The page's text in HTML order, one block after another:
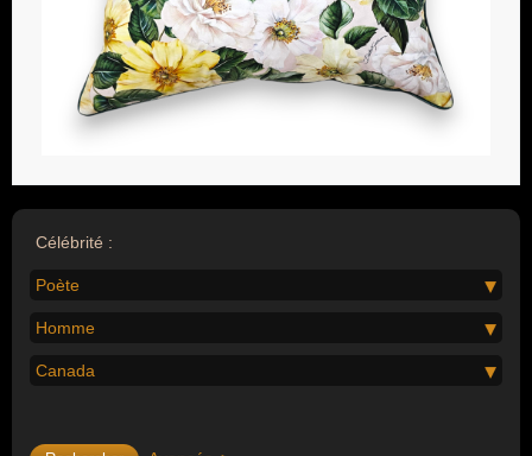
Célébrité :
Poète
Homme
Canada